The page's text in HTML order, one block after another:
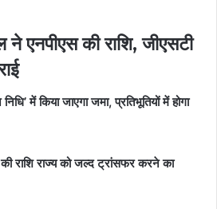
एनपीएस की राशि, जीएसटी
में किया जाएगा जमा, प्रतिभूतियों में होगा
राशि राज्य को जल्द ट्रांसफर करने का